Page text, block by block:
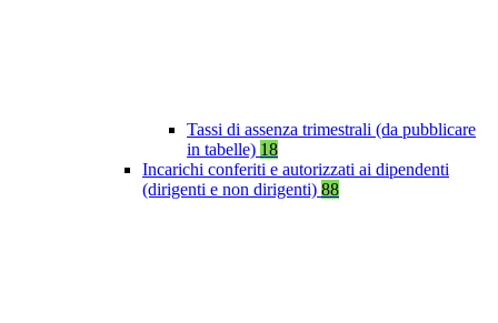
Tassi di assenza trimestrali (da pubblicare
in tabelle) 18
Incarichi conferiti e autorizzati ai dipendenti
(dirigenti e non dirigenti) 88